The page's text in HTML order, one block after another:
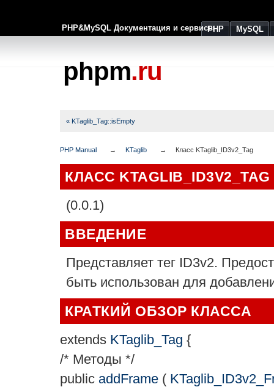
PHP&MySQL Документация и сервисыPHP MySQL
phpm.ru
« KTaglib_Tag::isEmpty
PHP Manual KTaglib Класс KTaglib_ID3v2_Tag
КЛАСС KTAGLIB_ID3V2_TAG
(0.0.1)
ВВЕДЕНИЕ
Представляет тег ID3v2.
быть использован для
КРАТКИЙ ОБЗОР КЛАССА
extends KTaglib_Tag {
/* Методы */
public addFrame (